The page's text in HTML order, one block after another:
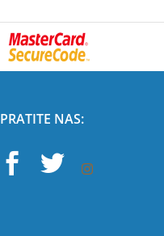
PRATITE NAS: